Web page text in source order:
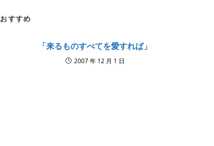
おすすめ
「来るものすべてを愛すれば」
2007 年 12 月 1 日